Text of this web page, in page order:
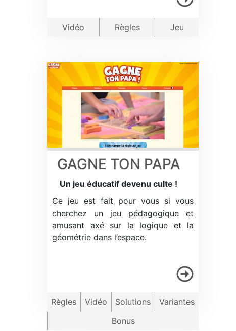
Vidéo Règles Jeu
GAGNE TON PAPA
Un jeu éducatif devenu culte !
Ce jeu est fait pour vous si vous
cherchez un jeu pédagogique et
amusant axé sur la logique et la
géométrie dans l’espace.
Règles Vidéo Solutions
Variantes
Bonus